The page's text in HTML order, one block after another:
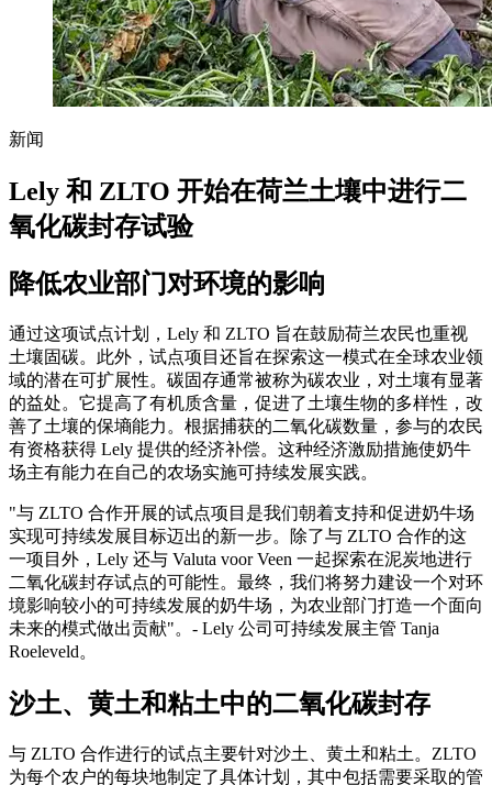
新闻
Lely 和 ZLTO 开始在荷兰土壤中进行二
氧化碳封存试验
降低农业部门对环境的影响
通过这项试点计划，Lely 和 ZLTO 旨在鼓励荷兰农民也重视
土壤固碳。此外，试点项目还旨在探索这一模式在全球农业领
域的潜在可扩展性。碳固存通常被称为碳农业，对土壤有显著
的益处。它提高了有机质含量，促进了土壤生物的多样性，改
善了土壤的保墒能力。根据捕获的二氧化碳数量，参与的农民
有资格获得 Lely 提供的经济补偿。这种经济激励措施使奶牛
场主有能力在自己的农场实施可持续发展实践。
"与 ZLTO 合作开展的试点项目是我们朝着支持和促进奶牛场
实现可持续发展目标迈出的新一步。除了与 ZLTO 合作的这
一项目外，Lely 还与 Valuta voor Veen 一起探索在泥炭地进行
二氧化碳封存试点的可能性。最终，我们将努力建设一个对环
境影响较小的可持续发展的奶牛场，为农业部门打造一个面向
未来的模式做出贡献"。- Lely 公司可持续发展主管 Tanja
Roeleveld。
沙土、黄土和粘土中的二氧化碳封存
与 ZLTO 合作进行的试点主要针对沙土、黄土和粘土。ZLTO
为每个农户的每块地制定了具体计划，其中包括需要采取的管